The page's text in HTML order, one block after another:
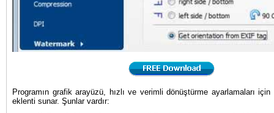
Programın grafik arayüzü, hızlı ve verimli dönüştürme ayarlamaları için
eklenti sunar. Şunlar vardır: